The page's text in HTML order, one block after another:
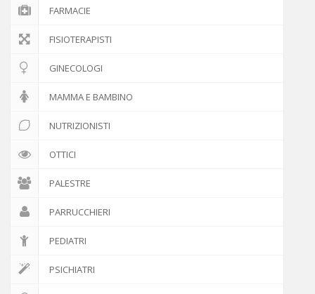
FARMACIE
FISIOTERAPISTI
GINECOLOGI
MAMMA E BAMBINO
NUTRIZIONISTI
OTTICI
PALESTRE
PARRUCCHIERI
PEDIATRI
PSICHIATRI